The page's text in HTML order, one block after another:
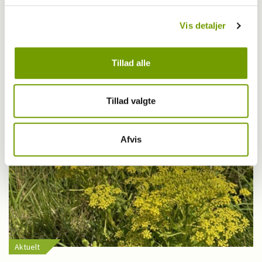
Vis detaljer
Tillad alle
Tillad valgte
Afvis
Første bichon havanais med BH-titel
Aktuelt